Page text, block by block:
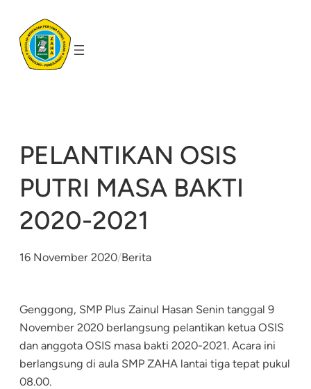
content
PELANTIKAN OSIS
PUTRI MASA BAKTI
2020-2021
16 November 2020/Berita
Genggong, SMP Plus Zainul Hasan Senin tanggal 9
November 2020 berlangsung pelantikan ketua OSIS
dan anggota OSIS masa bakti 2020-2021. Acara ini
berlangsung di aula SMP ZAHA lantai tiga tepat pukul
08.00.